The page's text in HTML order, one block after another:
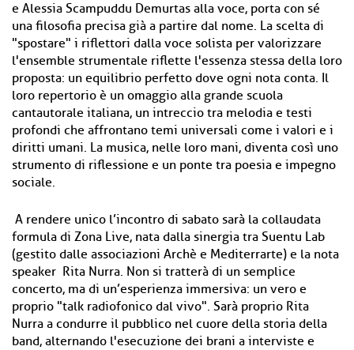
e Alessia Scampuddu Demurtas alla voce, porta con sé
una filosofia precisa già a partire dal nome. La scelta di
"spostare" i riflettori dalla voce solista per valorizzare
l'ensemble strumentale riflette l'essenza stessa della loro
proposta: un equilibrio perfetto dove ogni nota conta. Il
loro repertorio è un omaggio alla grande scuola
cantautorale italiana, un intreccio tra melodia e testi
profondi che affrontano temi universali come i valori e i
diritti umani. La musica, nelle loro mani, diventa così uno
strumento di riflessione e un ponte tra poesia e impegno
sociale.
A rendere unico l’incontro di sabato sarà la collaudata
formula di Zona Live, nata dalla sinergia tra Suentu Lab
(gestito dalle associazioni Archè e Mediterrarte) e la nota
speaker Rita Nurra. Non si tratterà di un semplice
concerto, ma di un’esperienza immersiva: un vero e
proprio "talk radiofonico dal vivo". Sarà proprio Rita
Nurra a condurre il pubblico nel cuore della storia della
band, alternando l'esecuzione dei brani a interviste e